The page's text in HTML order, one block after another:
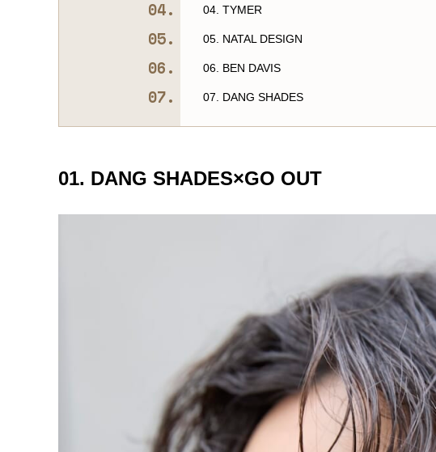
04. TYMER
05. NATAL DESIGN
06. BEN DAVIS
07. DANG SHADES
01. DANG SHADES×GO OUT